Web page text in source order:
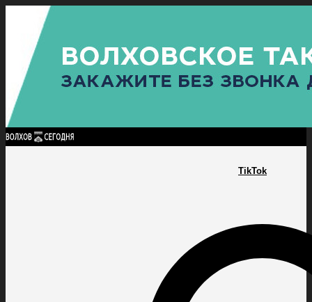
TikTok
Найти:
ГЛАВНАЯ ПОЛИТИКАПРОИСШЕСТВИЯ ПРОКУРАТУРАСПОРТ
ПОЛИТИКА
КУЛЬТУРА
ПОСЕЛЕНИЯ